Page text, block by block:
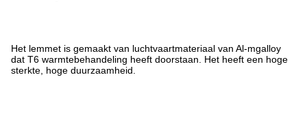
Het lemmet is gemaakt van luchtvaartmateriaal van Al-mgalloy
dat T6 warmtebehandeling heeft doorstaan. Het heeft een hoge
sterkte, hoge duurzaamheid.